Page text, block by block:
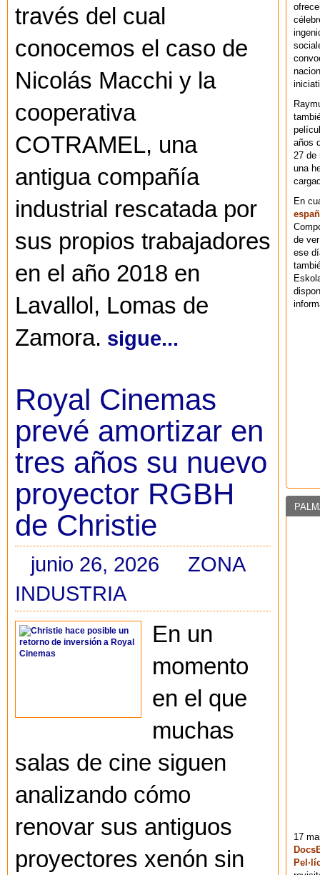
través del cual
conocemos el caso de
Nicolás Macchi y la
cooperativa
COTRAMEL, una
antigua compañía
industrial rescatada por
sus propios trabajadores
en el año 2018 en
Lavallol, Lomas de
Zamora. sigue...
Royal Cinemas
prevé amortizar en
tres años su nuevo
proyector RGBH
de Christie
junio 26, 2026
ZONA
INDUSTRIA
En un
momento
en el que
muchas
salas de cine siguen
analizando cómo
renovar sus antiguos
proyectores xenón sin
años
27 de
una
En
de
ese
17